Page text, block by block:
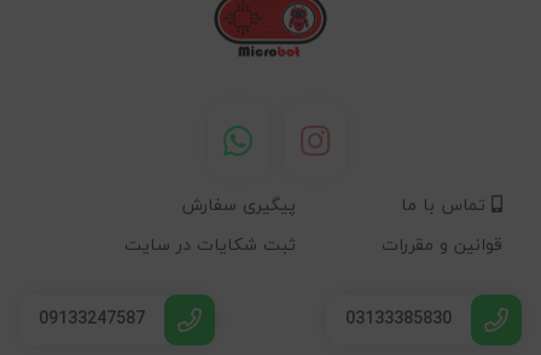
تماس با ما
پیگیری سفارش
قوانین و مقررات
ثبت شکایات در سایت
03133385830
09133247587